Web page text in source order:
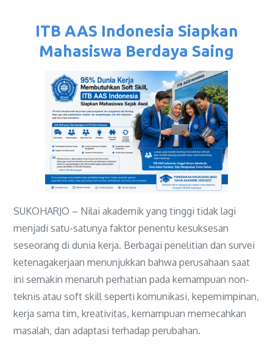
ITB AAS Indonesia Siapkan
Mahasiswa Berdaya Saing
SUKOHARJO – Nilai akademik yang tinggi tidak lagi
menjadi satu-satunya faktor penentu kesuksesan
seseorang di dunia kerja. Berbagai penelitian dan survei
ketenagakerjaan menunjukkan bahwa perusahaan saat
ini semakin menaruh perhatian pada kemampuan non-
teknis atau soft skill seperti komunikasi, kepemimpinan,
kerja sama tim, kreativitas, kemampuan memecahkan
masalah, dan adaptasi terhadap perubahan.